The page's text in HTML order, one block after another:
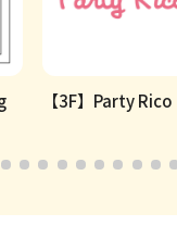
【3F】Party Rico